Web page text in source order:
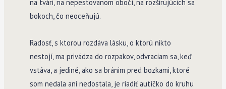
na tvári, na nepestovanom obočí, na rozširujúcich sa
bokoch, čo neoceňujú.
Radosť, s ktorou rozdáva lásku, o ktorú nikto
nestojí, ma privádza do rozpakov, odvraciam sa, keď
vstáva, a jediné, ako sa bránim pred bozkami, ktoré
som nedala ani nedostala, je riadiť autíčko do kruhu